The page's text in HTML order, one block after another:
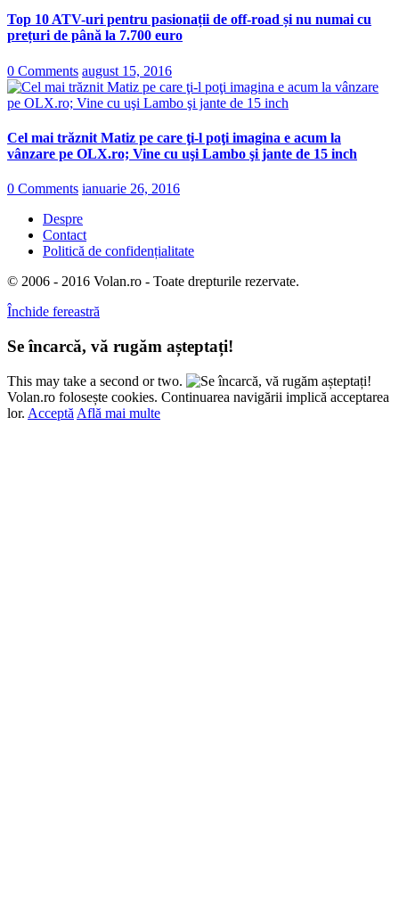
Top 10 ATV-uri pentru pasionații de off-road și nu numai cu
prețuri de până la 7.700 euro
0 Comments august 15, 2016
Cel mai trăznit Matiz pe care ţi-l poţi imagina e acum la
vânzare pe OLX.ro; Vine cu uşi Lambo şi jante de 15 inch
0 Comments ianuarie 26, 2016
Despre
Contact
Politică de confidențialitate
© 2006 - 2016 Volan.ro - Toate drepturile rezervate.
Închide fereastră
Se încarcă, vă rugăm așteptați!
This may take a second or two.
Volan.ro folosește cookies. Continuarea navigării implică acceptarea
lor. Acceptă Află mai multe